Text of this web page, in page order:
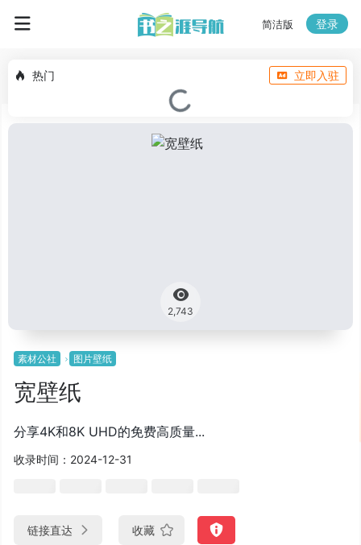
简洁版 登录
热门 立即入驻
2,743
素材公社 图片壁纸
宽壁纸
分享4K和8K UHD的免费高质量...
收录时间：2024-12-31
链接直达 收藏